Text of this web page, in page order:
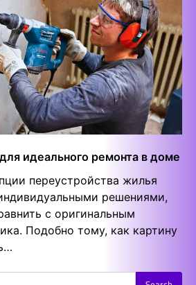
идеального ремонта в доме
переустройства жилья
решениями,
с оригинальным
Подобно тому, как картину